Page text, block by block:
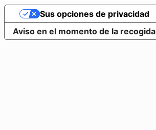
Aviso en el momento de la recogida
Sus opciones de privacidad